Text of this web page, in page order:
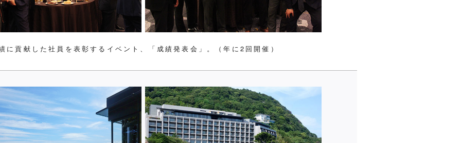
に貢献した社員を表彰するイベント、「成績発表会」。（年に2回開催）